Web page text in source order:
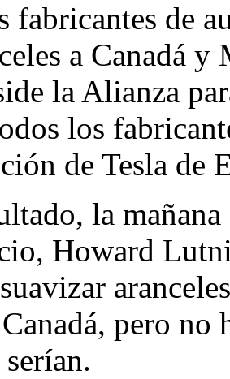
fabricantes de
a Canadá
la Alianza
los
de Tesla de
la
Howard
pero no